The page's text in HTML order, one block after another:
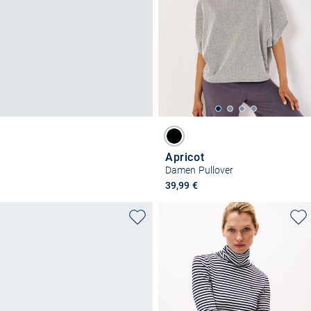
Apricot
Damen Pullover
39,99 €